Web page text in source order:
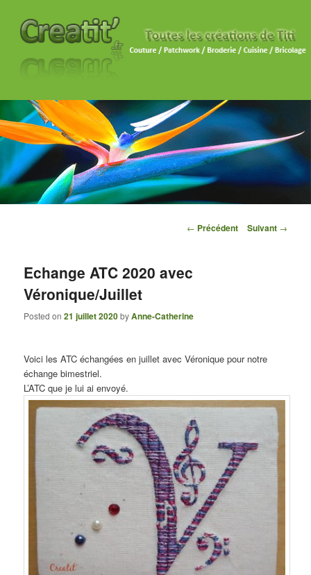
Navigation des articles
← Précédent Suivant →
Echange ATC 2020 avec
Véronique/Juillet
Posted on21 juillet 2020byAnne-Catherine
Voici les ATC échangées en juillet avec Véronique pour notre
échange bimestriel.
L’ATC que je lui ai envoyé.